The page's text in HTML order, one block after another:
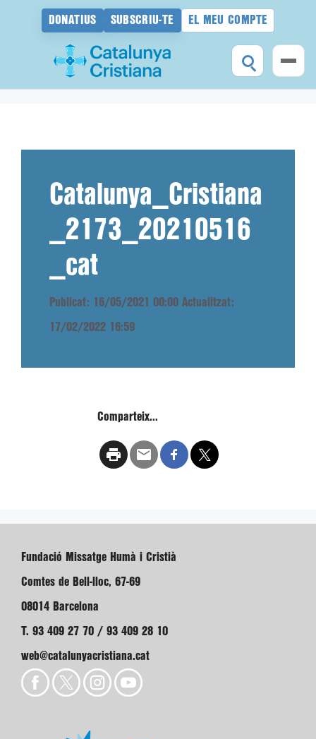
DONATIUS SUBSCRIU-TE EL MEU COMPTE
Catalunya_Cristiana
_2173_20210516
_cat
Publicat: 16/05/2021 00:00 Actualitzat:
17/02/2022 16:59
Comparteix...
Fundació Missatge Humà i Cristià
Comtes de Bell-lloc, 67-69
08014 Barcelona
T. 93 409 27 70 / 93 409 28 10
web@catalunyacristiana.cat